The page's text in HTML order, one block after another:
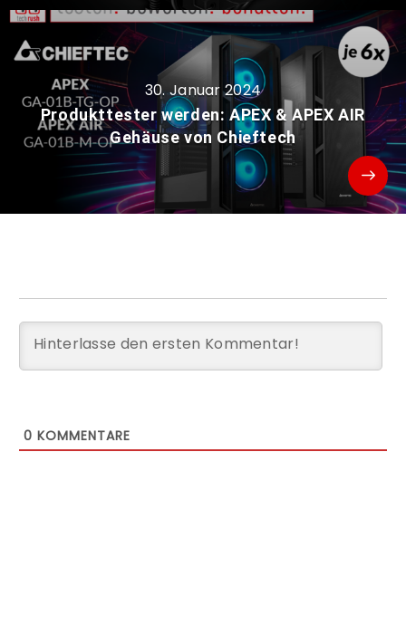
30. Januar 2024
Produkttester werden: APEX & APEX AIR
Gehäuse von Chieftech
0 KOMMENTARE